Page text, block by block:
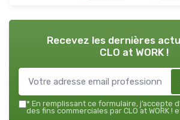
Recevez les dernières
CLO at WORK !
* En remplissant ce formulaire, j’accepte
des fins commerciales par CLO at WORK !